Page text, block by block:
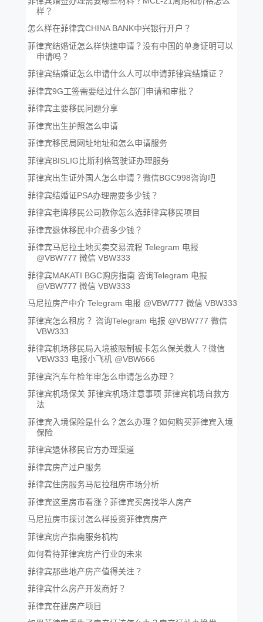
样？
怎么样在菲律宾CHINA BANK中兴银行开户？
菲律宾结婚证怎么样快速申请？没有中国的单身证明可以
申请吗？
菲律宾结婚证怎么申请什么人可以申请菲律宾结婚证？
菲律宾9G工签需要经过什么部门申请和审批？
菲律宾主要移民问题分享
菲律宾出生护照怎么申请
菲律宾移民局网址地址和怎么申请服务
菲律宾BISLIG比斯利格驾驶证办理服务
菲律宾出生证外国人怎么申请？微信BGC998咨询吧
菲律宾结婚证PSA办理需要多少钱？
菲律宾老牌移民公司教你怎么选菲律宾移民项目
菲律宾退休移民中介费多少钱？
菲律宾马尼拉土地买卖交易流程 Telegram 电报
@VBW777 微信 VBW333
菲律宾MAKATI BGC购房指南 咨询Telegram 电报
@VBW777 微信 VBW333
马尼拉房产中介 Telegram 电报 @VBW777 微信 VBW333
菲律宾怎么租房？ 咨询Telegram 电报 @VBW777 微信
VBW333
菲律宾机场移民局入境被限制被卡怎么保关救人？微信
VBW333 电报小飞机 @VBW666
菲律宾汽车年检年审怎么申请怎么办理？
菲律宾机场保关 菲律宾机场注意事项 菲律宾机场自救方
法
菲律宾入境保险是什么？怎么办理？如何购买菲律宾入境
保险
菲律宾退休移民官方办理渠道
菲律宾房产过户服务
菲律宾住房服务马尼拉租房市场分析
菲律宾这里房市看涨？菲律宾买房找华人房产
马尼拉房市探讨怎么样投资菲律宾房产
菲律宾房产指南服务机构
如何看待菲律宾房产行业的未来
菲律宾那些地产房产值得关注？
菲律宾什么房产开发商好？
菲律宾在建房产项目